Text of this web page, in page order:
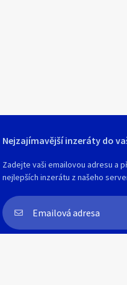
Nejzajímavější inzeráty do
Zadejte vaši emailovou adresu a
nejlepších inzerátu z našeho